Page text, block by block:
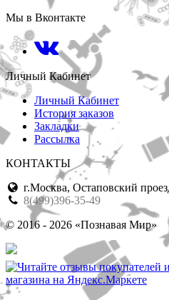
Мы в Вконтакте
Личный Кабинет
Личный Кабинет
История заказов
Закладки
Рассылка
КОНТАКТЫ
г.Москва, Остаповский
8(499)396-35-49
© 2016 - 2026 «Познавая Мир»